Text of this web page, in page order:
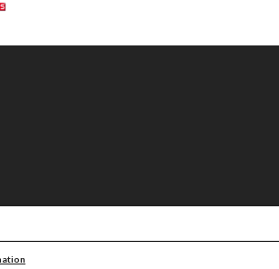
Hoppa till sidfot
48-42